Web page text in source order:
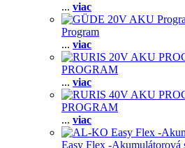
... viac
Program
... viac
PROGRAM
... viac
PROGRAM
... viac
Easy Flex -Akumulátorová